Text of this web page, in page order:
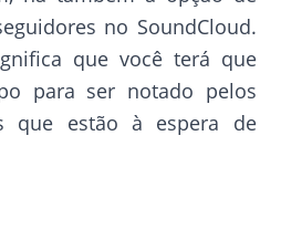
no SoundCloud.
que você terá que
para ser notado pelos
que estão à espera de